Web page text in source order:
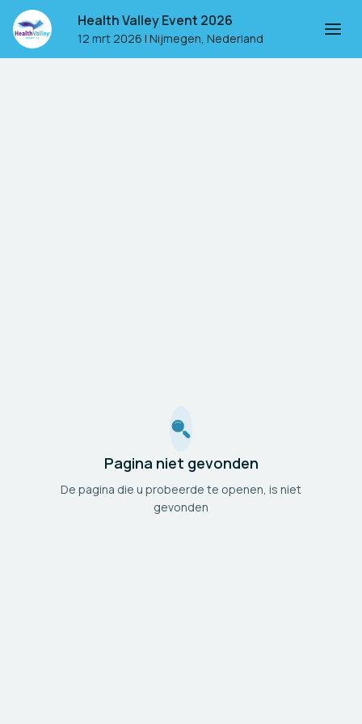
Health Valley Event 2026
12 mrt 2026 | Nijmegen, Nederland
Pagina niet gevonden
De pagina die u probeerde te openen, is niet
gevonden